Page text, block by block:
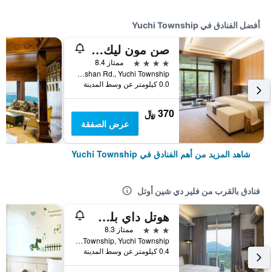
أفضل الفنادق في Yuchi Township
صن مون ليك فولي هوت سبرينج ريزورت
4 نجوم
ممتاز 8.4
No.250-2, Zhongshan Rd., Yuchi Township, تايوان
0.0 كيلومتر عن وسط المدينة
370 ﷼
عرض الصفقة
شاهد المزيد من أهم الفنادق في Yuchi Township
فنادق بالقرب من فلير دي شين أوتل
هوتل داي بلس سن مون ليك
3 نجوم
ممتاز 8.3
No. 58, Zhongzheng Rd., Yuchi Township, Yuchi Township, تايوان
0.4 كيلومتر عن وسط المدينة